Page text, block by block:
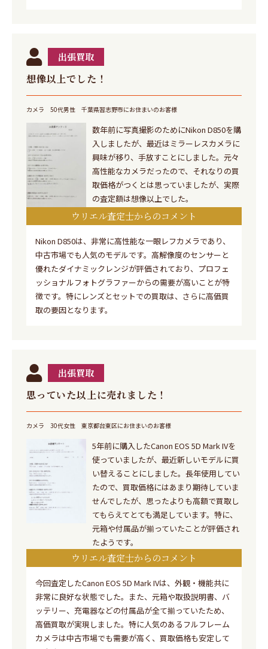
想像以上でした！
出張買取
カメラ 50代男性 千葉県習志野市にお住まいのお客様
数年前に写真撮影のためにNikon D850を購
入しましたが、最近はミラーレスカメラに
興味が移り、手放すことにしました。元々
高性能なカメラだったので、それなりの買
取価格がつくとは思っていましたが、実際
の査定額は想像以上でした。
ウリエル査定士からのコメント
Nikon D850は、非常に高性能な一眼レフカメラであり、
中古市場でも人気のモデルです。高解像度のセンサーと
優れたダイナミックレンジが評価されており、プロフェ
ッショナルフォトグラファーからの需要が高いことが特
徴です。特にレンズとセットでの買取は、さらに高価買
取の要因となります。
思っていた以上に売れました！
出張買取
カメラ 30代女性 東京都台東区にお住まいのお客様
5年前に購入したCanon EOS 5D Mark IVを
使っていましたが、最近新しいモデルに買
い替えることにしました。長年使用してい
たので、買取価格にはあまり期待していま
せんでしたが、思ったよりも高額で買取し
てもらえてとても満足しています。特に、
元箱や付属品が揃っていたことが評価され
たようです。
ウリエル査定士からのコメント
今回査定したCanon EOS 5D Mark IVは、外観・機能共に
非常に良好な状態でした。また、元箱や取扱説明書、バ
ッテリー、充電器などの付属品が全て揃っていたため、
高価買取が実現しました。特に人気のあるフルフレーム
カメラは中古市場でも需要が高く、買取価格も安定して